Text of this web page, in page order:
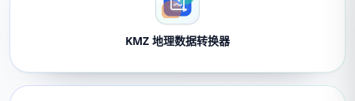
KMZ 地理数据转换器